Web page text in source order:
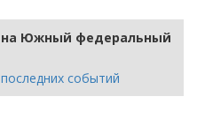
Южный федеральный
событий